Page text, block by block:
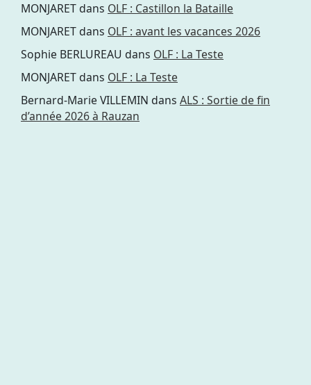
MONJARETdans OLF : Castillon la Bataille
MONJARETdans OLF : avant les vacances 2026
Sophie BERLUREAU dans OLF : La Teste
MONJARETdans OLF : La Teste
Bernard-Marie VILLEMIN dans ALS : Sortie de fin
d’année 2026 à Rauzan